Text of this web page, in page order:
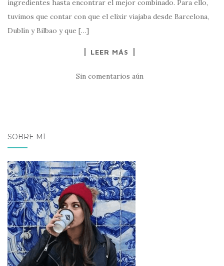
ingredientes hasta encontrar el mejor combinado. Para ello,
tuvimos que contar con que el elixir viajaba desde Barcelona,
Dublín y Bilbao y que […]
LEER MÁS
Sin comentarios aún
SOBRE MÍ